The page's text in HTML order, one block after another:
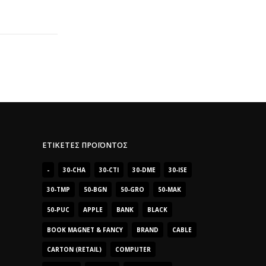
ΕΤΙΚΈΤΕΣ ΠΡΟΪΌΝΤΟΣ
- 30-CHA 30-CTI 30-DME 30-ISE
30-TMP 50-BGN 50-GRO 50-MAK
50-PUC APPLE BANK BLACK
BOOK MAGNET & FANCY BRAND CABLE
CARTON (RETAIL) COMPUTER